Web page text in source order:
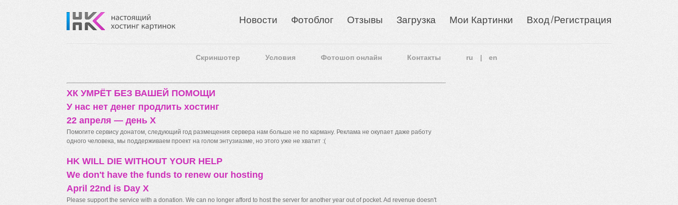
Новости Фотоблог Отзывы Загрузка Мои Картинки Вход/Регистрация
Скриншотер Условия Фотошоп онлайн Контакты ru en
ХК УМРЁТ БЕЗ ВАШЕЙ ПОМОЩИ
У нас нет денег продлить хостинг
22 апреля — день X
Помогите сервису донатом, следующий год размещения сервера нам больше не по карману. Реклама не окупает даже работу
одного человека, мы поддерживаем проект на голом энтузиазме, но этого уже не хватит :(
HK WILL DIE WITHOUT YOUR HELP
We don't have the funds to renew our hosting
April 22nd is Day X
Please support the service with a donation. We can no longer afford to host the server for another year out of pocket. Ad revenue doesn't